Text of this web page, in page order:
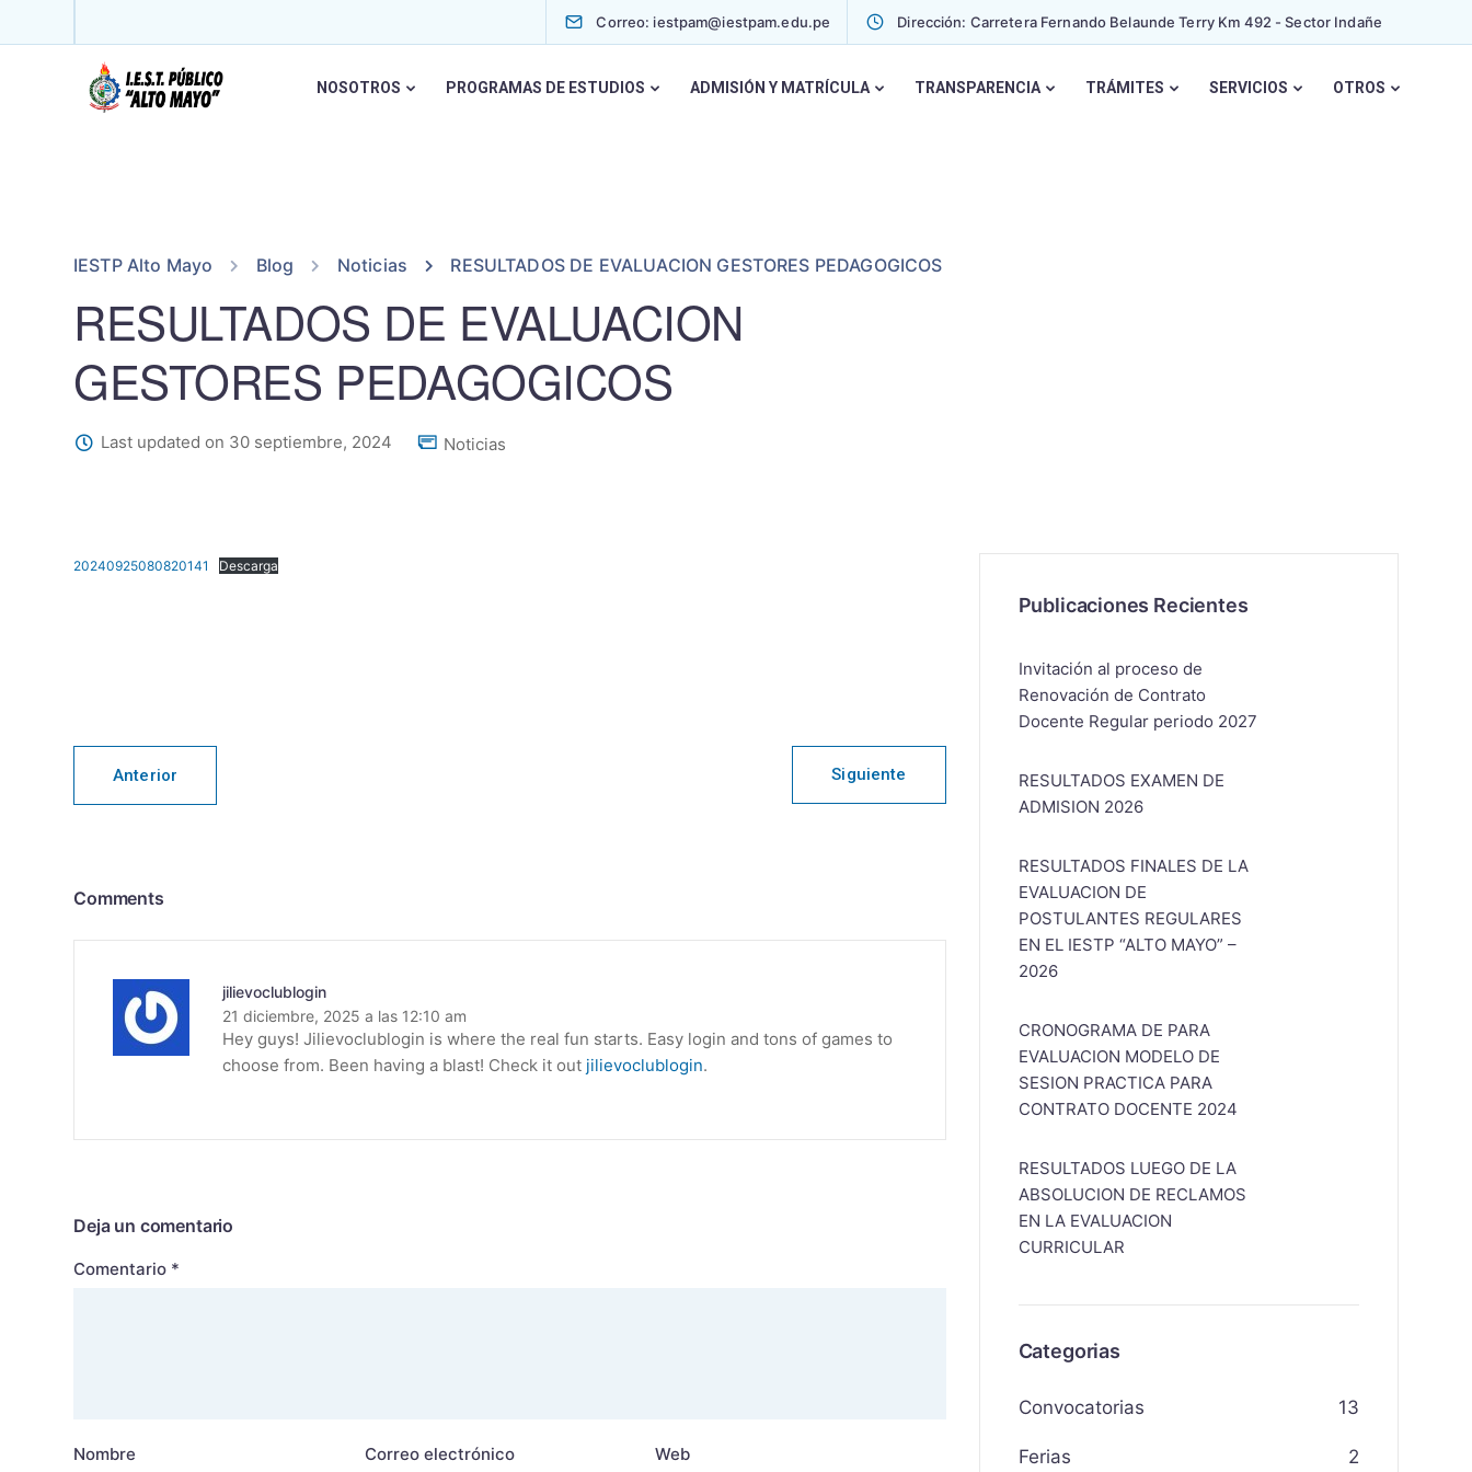
Correo: iestpam@iestpam.edu.pe Dirección: Carretera Fernando Belaunde Terry Km 492 - Sector Indañe
NOSOTROS PROGRAMAS DE ESTUDIOS ADMISIÓN Y MATRÍCULA TRANSPARENCIA TRÁMITES SERVICIOS OTROS
IESTP Alto Mayo Blog Noticias RESULTADOS DE EVALUACION GESTORES PEDAGOGICOS
RESULTADOS DE EVALUACION
GESTORES PEDAGOGICOS
Last updated on 30 septiembre, 2024 Noticias
20240925080820141 Descarga
Anterior Siguiente
Comments
jilievoclublogin
21 diciembre, 2025 a las 12:10 am
Hey guys! Jilievoclublogin is where the real fun starts. Easy login and tons of games to
choose from. Been having a blast! Check it out jilievoclublogin.
Deja un comentario
Comentario *
Nombre Correo electrónico Web
Publicaciones Recientes
Invitación al proceso de
Renovación de Contrato
Docente Regular periodo 2027
RESULTADOS EXAMEN DE
ADMISION 2026
RESULTADOS FINALES DE LA
EVALUACION DE
POSTULANTES REGULARES
EN EL IESTP “ALTO MAYO” –
2026
CRONOGRAMA DE PARA
EVALUACION MODELO DE
SESION PRACTICA PARA
CONTRATO DOCENTE 2024
RESULTADOS LUEGO DE LA
ABSOLUCION DE RECLAMOS
EN LA EVALUACION
CURRICULAR
Categorias
Convocatorias 13
Ferias 2